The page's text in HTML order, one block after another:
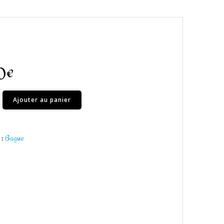
€
Ajouter au panier
Bague